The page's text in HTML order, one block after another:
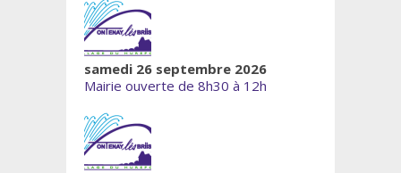
samedi 26 septembre 2026
Mairie ouverte de 8h30 à 12h